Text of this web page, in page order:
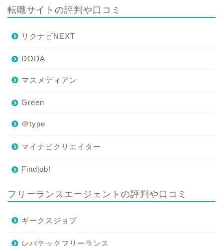
転職サイトの評判や口コミ
リクナビNEXT
DODA
マスメディアン
Green
＠type
マイナビクリエイター
Findjob!
フリーランスエージェントの評判や口コミ
ギークスジョブ
レバテックフリーランス